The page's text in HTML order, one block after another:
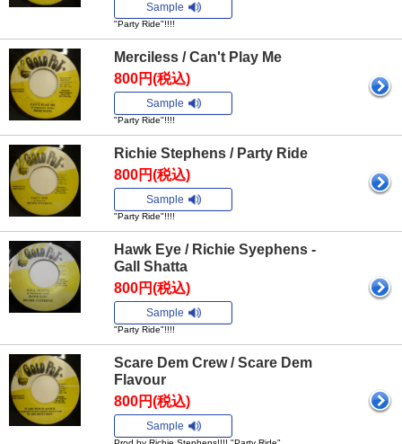
Sample
"Party Ride"!!!!
Merciless / Can't Play Me
800円(税込)
Sample
"Party Ride"!!!!
Richie Stephens / Party Ride
800円(税込)
Sample
"Party Ride"!!!!
Hawk Eye / Richie Syephens -
Gall Shatta
800円(税込)
Sample
"Party Ride"!!!!
Scare Dem Crew / Scare Dem
Flavour
800円(税込)
Sample